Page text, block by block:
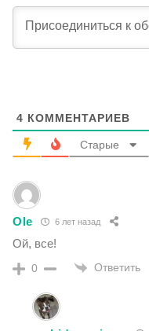
4 КОММЕНТАРИЕВ
Старые
Ole 6 лет назад
Ой, все!
0 Ответить